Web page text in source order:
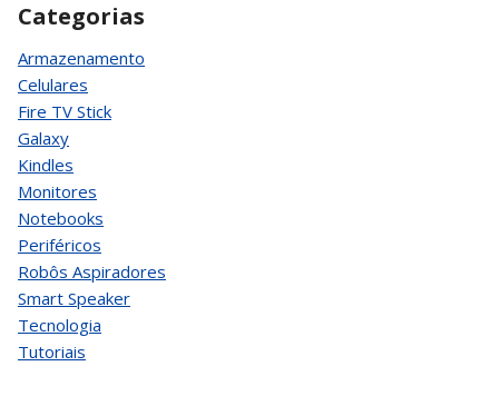
Categorias
Armazenamento
Celulares
Fire TV Stick
Galaxy
Kindles
Monitores
Notebooks
Periféricos
Robôs Aspiradores
Smart Speaker
Tecnologia
Tutoriais